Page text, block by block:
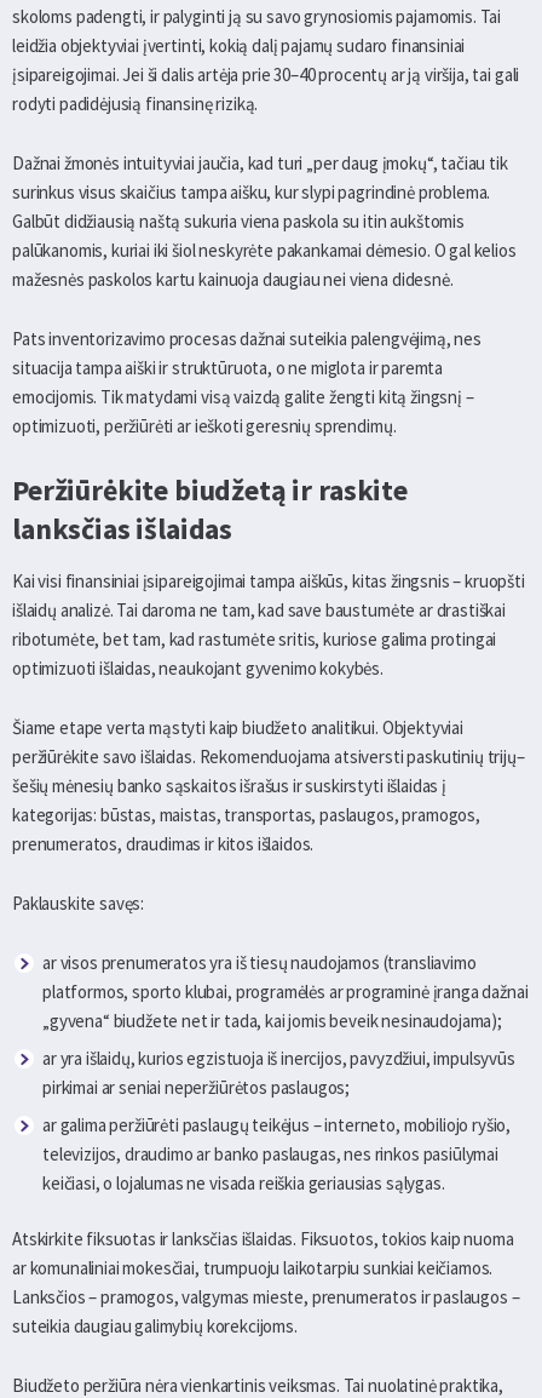
skoloms padengti, ir palyginti ją su savo grynosiomis pajamomis. Tai
leidžia objektyviai įvertinti, kokią dalį pajamų sudaro finansiniai
įsipareigojimai. Jei ši dalis artėja prie 30–40 procentų ar ją viršija, tai gali
rodyti padidėjusią finansinę riziką.
Dažnai žmonės intuityviai jaučia, kad turi „per daug įmokų“, tačiau tik
surinkus visus skaičius tampa aišku, kur slypi pagrindinė problema.
Galbūt didžiausią naštą sukuria viena paskola su itin aukštomis
palūkanomis, kuriai iki šiol neskyrėte pakankamai dėmesio. O gal kelios
mažesnės paskolos kartu kainuoja daugiau nei viena didesnė.
Pats inventorizavimo procesas dažnai suteikia palengvėjimą, nes
situacija tampa aiški ir struktūruota, o ne miglota ir paremta
emocijomis. Tik matydami visą vaizdą galite žengti kitą žingsnį –
optimizuoti, peržiūrėti ar ieškoti geresnių sprendimų.
Peržiūrėkite biudžetą ir raskite
lanksčias išlaidas
Kai visi finansiniai įsipareigojimai tampa aiškūs, kitas žingsnis – kruopšti
išlaidų analizė. Tai daroma ne tam, kad save baustumėte ar drastiškai
ribotumėte, bet tam, kad rastumėte sritis, kuriose galima protingai
optimizuoti išlaidas, neaukojant gyvenimo kokybės.
Šiame etape verta mąstyti kaip biudžeto analitikui. Objektyviai
peržiūrėkite savo išlaidas. Rekomenduojama atsiversti paskutinių trijų–
šešių mėnesių banko sąskaitos išrašus ir suskirstyti išlaidas į
kategorijas: būstas, maistas, transportas, paslaugos, pramogos,
prenumeratos, draudimas ir kitos išlaidos.
Paklauskite savęs:
ar visos prenumeratos yra iš tiesų naudojamos (transliavimo
platformos, sporto klubai, programėlės ar programinė įranga dažnai
„gyvena“ biudžete net ir tada, kai jomis beveik nesinaudojama);
ar yra išlaidų, kurios egzistuoja iš inercijos, pavyzdžiui, impulsyvūs
pirkimai ar seniai neperžiūrėtos paslaugos;
ar galima peržiūrėti paslaugų teikėjus – interneto, mobiliojo ryšio,
televizijos, draudimo ar banko paslaugas, nes rinkos pasiūlymai
keičiasi, o lojalumas ne visada reiškia geriausias sąlygas.
Atskirkite fiksuotas ir lanksčias išlaidas. Fiksuotos, tokios kaip nuoma
ar komunaliniai mokesčiai, trumpuoju laikotarpiu sunkiai keičiamos.
Lanksčios – pramogos, valgymas mieste, prenumeratos ir paslaugos –
suteikia daugiau galimybių korekcijoms.
Biudžeto peržiūra nėra vienkartinis veiksmas. Tai nuolatinė praktika,